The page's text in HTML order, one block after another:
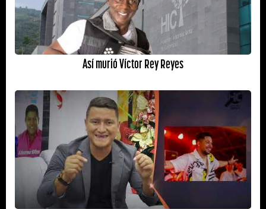
Así murió Víctor Rey Reyes